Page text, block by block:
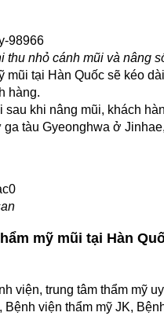
thu nhỏ cánh mũi và nâng
mũi tại Hàn Quốc sẽ kéo
hàng.
khi nâng mũi, khách
tàu Gyeonghwa ở
mỹ mũi tại Hàn
viện, trung tâm thẩm mỹ
Bệnh viện thẩm mỹ JK,